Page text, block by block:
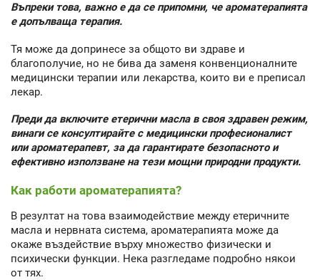
Въпреки това, важно е да се припомни, че ароматерапията
е допълваща терапия.
Тя може да допринесе за общото ви здраве и
благополучие, но не бива да заменя конвенционалните
медицински терапии или лекарства, които ви е преписал
лекар.
Преди да включите етерични масла в своя здравен режим,
винаги се консултирайте с медицински професионалист
или ароматерапевт, за да гарантирате безопасното и
ефективно използване на тези мощни природни продукти.
Как работи ароматерапията?
В резултат на това взаимодействие между етеричните
масла и нервната система, ароматерапията може да
окаже въздействие върху множество физически и
психически функции. Нека разгледаме подробно някои
от тях.